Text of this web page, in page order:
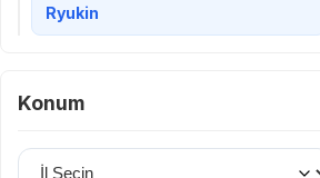
Ryukin
Konum
İl Seçin